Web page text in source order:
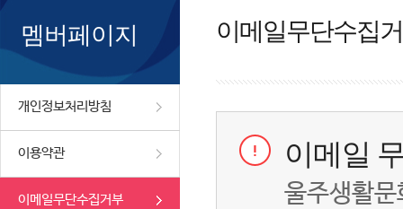
멤버페이지
개인정보처리방침
이용약관
이메일무단수집거부
이메일무단수집
이메일
울주생활